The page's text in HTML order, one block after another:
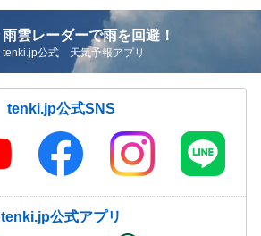
雨雲レーダーで雨を回避！
tenki.jp公式 天気予報アプリ
tenki.jp公式SNS
tenki.jp公式アプリ